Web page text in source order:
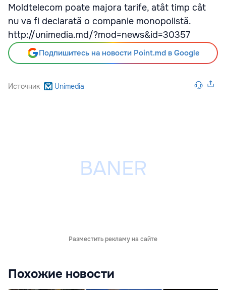
Moldtelecom poate majora tarife, atât timp cât
nu va fi declarată o companie monopolistă.
http://unimedia.md/?mod=news&id=30357
Подпишитесь на новости Point.md в Google
Источник Unimedia
Разместить рекламу на сайте
Похожие новости